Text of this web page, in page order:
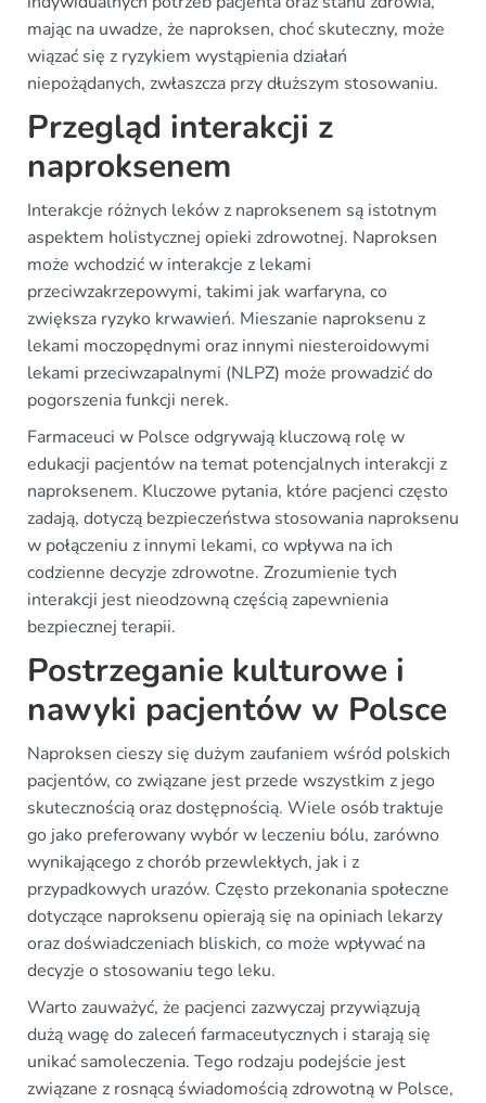
mając na uwadze, że naproksen, choć skuteczny, może
wiązać się z ryzykiem wystąpienia działań
niepożądanych, zwłaszcza przy dłuższym stosowaniu.
Przegląd interakcji z
naproksenem
Interakcje różnych leków z naproksenem są istotnym
aspektem holistycznej opieki zdrowotnej. Naproksen
może wchodzić w interakcje z lekami
przeciwzakrzepowymi, takimi jak warfaryna, co
zwiększa ryzyko krwawień. Mieszanie naproksenu z
lekami moczopędnymi oraz innymi niesteroidowymi
lekami przeciwzapalnymi (NLPZ) może prowadzić do
pogorszenia funkcji nerek.
Farmaceuci w Polsce odgrywają kluczową rolę w
edukacji pacjentów na temat potencjalnych interakcji z
naproksenem. Kluczowe pytania, które pacjenci często
zadają, dotyczą bezpieczeństwa stosowania naproksenu
w połączeniu z innymi lekami, co wpływa na ich
codzienne decyzje zdrowotne. Zrozumienie tych
interakcji jest nieodzowną częścią zapewnienia
bezpiecznej terapii.
Postrzeganie kulturowe i
nawyki pacjentów w Polsce
Naproksen cieszy się dużym zaufaniem wśród polskich
pacjentów, co związane jest przede wszystkim z jego
skutecznością oraz dostępnością. Wiele osób traktuje
go jako preferowany wybór w leczeniu bólu, zarówno
wynikającego z chorób przewlekłych, jak i z
przypadkowych urazów. Często przekonania społeczne
dotyczące naproksenu opierają się na opiniach lekarzy
oraz doświadczeniach bliskich, co może wpływać na
decyzje o stosowaniu tego leku.
Warto zauważyć, że pacjenci zazwyczaj przywiązują
dużą wagę do zaleceń farmaceutycznych i starają się
unikać samoleczenia. Tego rodzaju podejście jest
związane z rosnącą świadomością zdrowotną w Polsce,